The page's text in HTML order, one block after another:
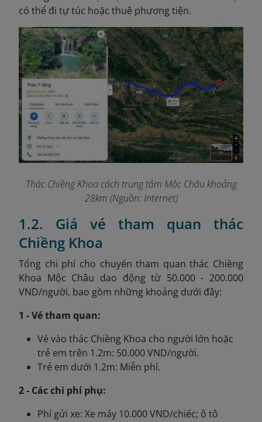
có thể đi tự túc hoặc thuê phương tiện.
Thác Chiềng Khoa cách trung tâm Mộc Châu khoảng
28km (Nguồn: Internet)
1.2. Giá vé tham quan thác
Chiềng Khoa
Tổng chi phí cho chuyến tham quan thác Chiềng
Khoa Mộc Châu dao động từ 50.000 - 200.000
VND/người, bao gồm những khoảng dưới đây:
1 - Vé tham quan:
Vé vào thác Chiềng Khoa cho người lớn hoặc
trẻ em trên 1.2m: 50.000 VND/người.
Trẻ em dưới 1.2m: Miễn phí.
2 - Các chi phí phụ:
Phí gửi xe: Xe máy 10.000 VND/chiếc; ô tô